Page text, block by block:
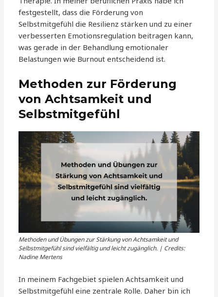
festgestellt, dass die Förderung von
Selbstmitgefühl die Resilienz stärken und zu einer
verbesserten Emotionsregulation beitragen kann,
was gerade in der Behandlung emotionaler
Belastungen wie Burnout entscheidend ist.
Methoden zur Förderung
von Achtsamkeit und
Selbstmitgefühl
Methoden und Übungen zur Stärkung von Achtsamkeit und
Selbstmitgefühl sind vielfältig und leicht zugänglich. | Credits:
Nadine Mertens
In meinem Fachgebiet spielen Achtsamkeit und
Selbstmitgefühl eine zentrale Rolle. Daher bin ich